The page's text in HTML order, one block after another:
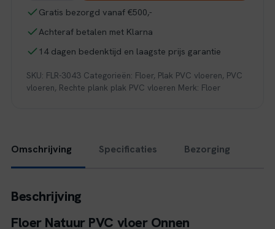
PVC
Onnen
Onbehandeld
Gratis bezorgd vanaf €500,-
Achteraf betalen met Klarna
14 dagen bedenktijd en laagste prijs garantie
SKU: FLR-3043 Categorieën: Floer, Plak PVC vloeren, PVC
vloeren, Rechte plank plak PVC vloeren Merk: Floer
Omschrijving Specificaties Bezorging
Beschrijving
Floer Natuur PVC vloer Onnen